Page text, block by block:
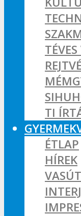
TI
ÉTLAP
HÍREK